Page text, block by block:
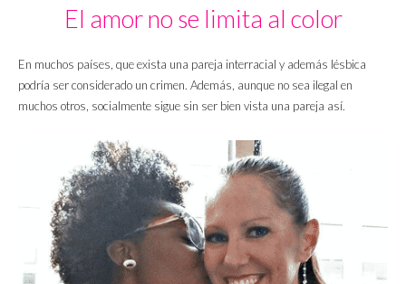
El amor no se limita al color
En muchos países, que exista una pareja interracial y además lésbica
podría ser considerado un crimen. Además, aunque no sea ilegal en
muchos otros, socialmente sigue sin ser bien vista una pareja así.